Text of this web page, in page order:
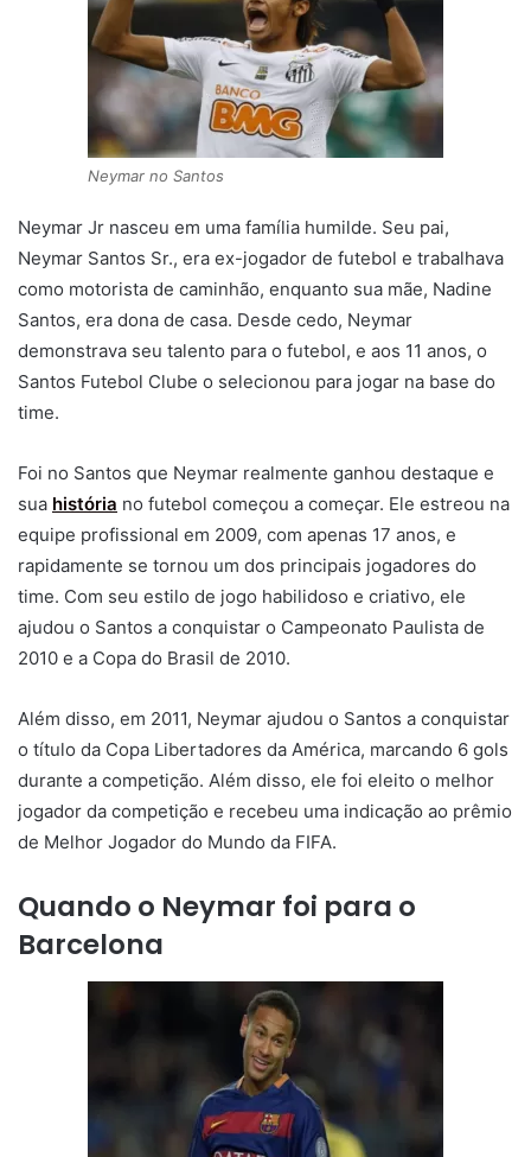
Neymar no Santos
Neymar Jr nasceu em uma família humilde. Seu pai,
Neymar Santos Sr., era ex-jogador de futebol e trabalhava
como motorista de caminhão, enquanto sua mãe, Nadine
Santos, era dona de casa. Desde cedo, Neymar
demonstrava seu talento para o futebol, e aos 11 anos, o
Santos Futebol Clube o selecionou para jogar na base do
time.
Foi no Santos que Neymar realmente ganhou destaque e
sua história no futebol começou a começar. Ele estreou na
equipe profissional em 2009, com apenas 17 anos, e
rapidamente se tornou um dos principais jogadores do
time. Com seu estilo de jogo habilidoso e criativo, ele
ajudou o Santos a conquistar o Campeonato Paulista de
2010 e a Copa do Brasil de 2010.
Além disso, em 2011, Neymar ajudou o Santos a conquistar
o título da Copa Libertadores da América, marcando 6 gols
durante a competição. Além disso, ele foi eleito o melhor
jogador da competição e recebeu uma indicação ao prêmio
de Melhor Jogador do Mundo da FIFA.
Quando o Neymar foi para o
Barcelona